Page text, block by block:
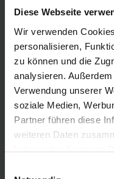
Diese Webseite
Wir verwenden
personalisieren,
zu können und die
analysieren.
Verwendung unserer
soziale Medien,
Partner führen diese
weiteren Daten
haben oder die sie im
stabiliteit en
Licht en snel:
rolweerstand
•
Uitstekende
testwinnaar in
•
Olympisch
kampioene Saya
Duurzaam en
De Aerothan